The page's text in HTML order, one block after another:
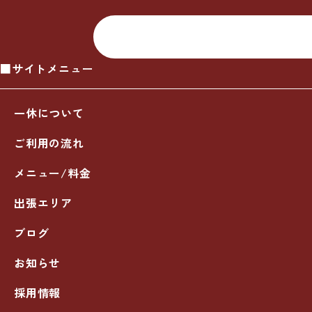
■サイトメニュー
一休について
ご利用の流れ
メニュー/料金
出張エリア
ブログ
お知らせ
採用情報